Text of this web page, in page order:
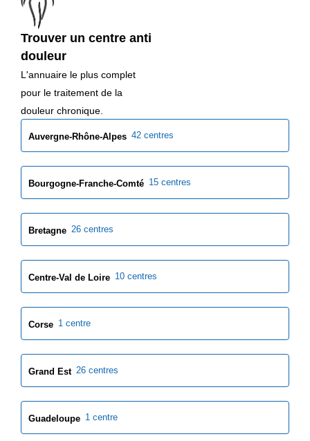
Trouver un centre anti
douleur
L'annuaire le plus complet
pour le traitement de la
douleur chronique.
Auvergne-Rhône-Alpes 42 centres
Bourgogne-Franche-Comté 15 centres
Bretagne 26 centres
Centre-Val de Loire 10 centres
Corse 1 centre
Grand Est 26 centres
Guadeloupe 1 centre